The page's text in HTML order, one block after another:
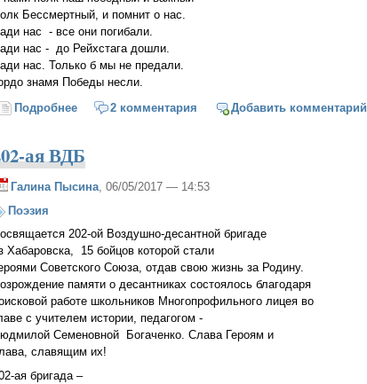
Бессмертный, и помнит о нас.
нас - все они погибали.
нас - до Рейхстага дошли.
нас. Только б мы не предали.
знамя Победы несли.
Подробнеео С Днём Победы-2017!
2 комментария Добавить комментарий
ая ВДБ
Галина Пысина , 06/05/2017 — 14:53
Поэзия
202-ой Воздушно-десантной бригаде
Хабаровска, 15 бойцов которой стали
Советского Союза, отдав свою жизнь за Родину.
памяти о десантниках состоялось благодаря
работе школьников Многопрофильного лицея во
с учителем истории, педагогом -
Семеновной Богаченко. Слава Героям и
славящим их!
ая бригада –